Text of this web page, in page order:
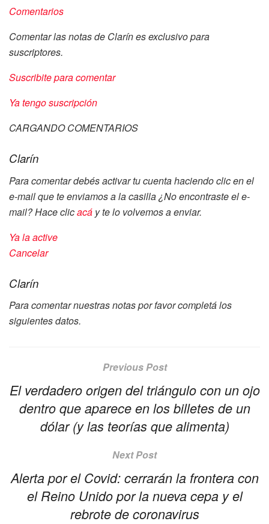
Comentarios
Comentar las notas de Clarín es exclusivo para
suscriptores.
Suscribite para comentar
Ya tengo suscripción
CARGANDO COMENTARIOS
Clarín
Para comentar debés activar tu cuenta haciendo clic en el
e-mail que te enviamos a la casilla¿No encontraste el e-
mail? Hace clicacá y te lo volvemos a enviar.
Ya la active
Cancelar
Clarín
Para comentar nuestras notas por favor completá los
siguientes datos.
Previous Post
El verdadero origen del triángulo con un ojo
dentro que aparece en los billetes de un
dólar (y las teorías que alimenta)
Next Post
Alerta por el Covid: cerrarán la frontera con
el Reino Unido por la nueva cepa y el
rebrote de coronavirus